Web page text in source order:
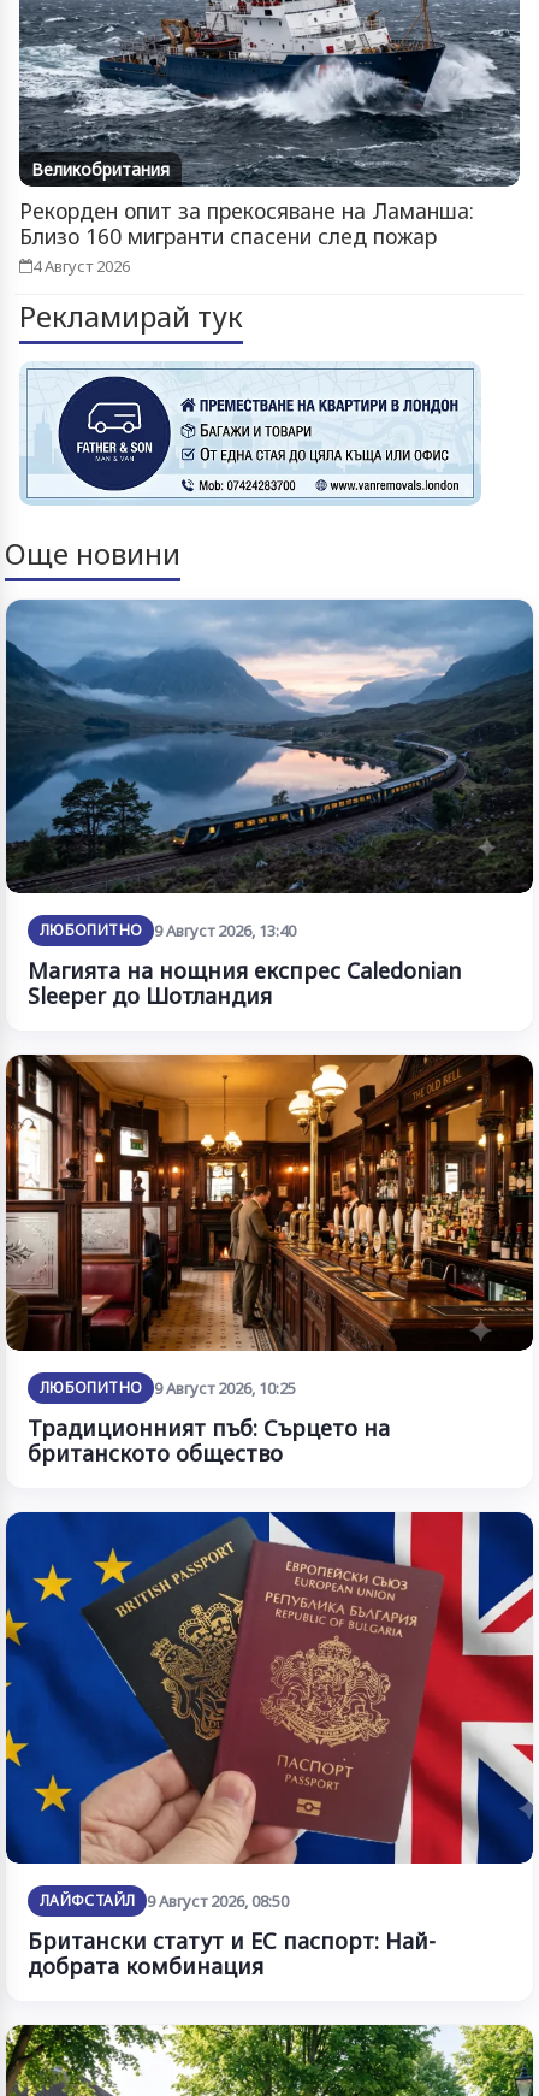
Великобритания
Рекорден опит за прекосяване на Ламанша:
Близо 160 мигранти спасени след пожар
4 Август 2026
Рекламирай тук
Още новини
ЛЮБОПИТНО 9 Август 2026, 13:40
Магията на нощния експрес Caledonian
Sleeper до Шотландия
ЛЮБОПИТНО 9 Август 2026, 10:25
Традиционният пъб: Сърцето на
британското общество
ЛАЙФСТАЙЛ 9 Август 2026, 08:50
Британски статут и ЕС паспорт: Най-
добрата комбинация